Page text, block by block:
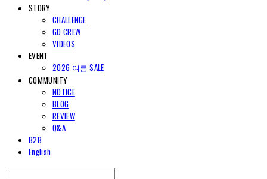
STORY
CHALLENGE
GD CREW
VIDEOS
EVENT
2026 여름 SALE
COMMUNITY
NOTICE
BLOG
REVIEW
Q&A
B2B
English